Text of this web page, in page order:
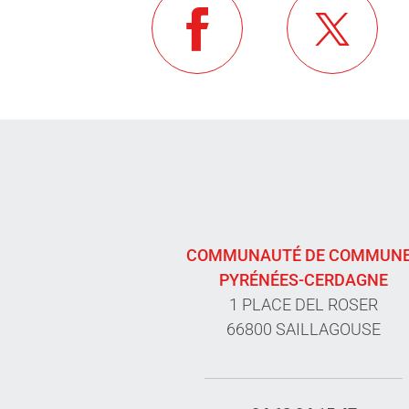
COMMUNAUTÉ DE
PYRÉNÉES-CERDAGNE
1 PLACE DEL ROSER
66800 SAILLAGOUSE